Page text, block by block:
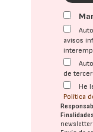
avisos
de
He
Política